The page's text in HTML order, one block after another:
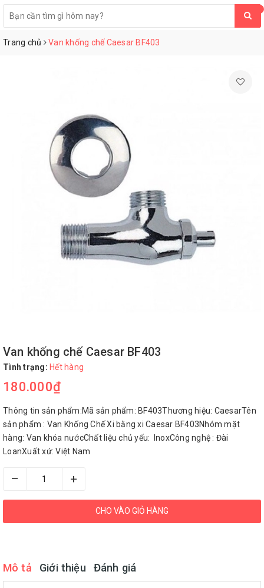
Trang chủ Van khống chế Caesar BF403
Van khống chế Caesar BF403
Tình trạng: Hết hàng
180.000₫
Thông tin sản phẩm:Mã sản phẩm: BF403Thương hiệu: CaesarTên
sản phẩm : Van Khống Chế Xi bằng xi Caesar BF403Nhóm mặt
hàng: Van khóa nướcChất liệu chủ yếu: InoxCông nghệ : Đài
LoanXuất xứ: Việt Nam
– +
CHO VÀO GIỎ HÀNG
Mô tả Giới thiệu Đánh giá